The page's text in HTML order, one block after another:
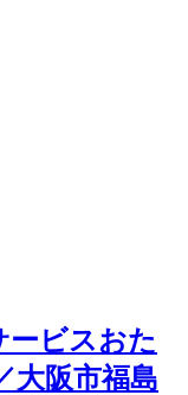
ービスおた
大阪市福島